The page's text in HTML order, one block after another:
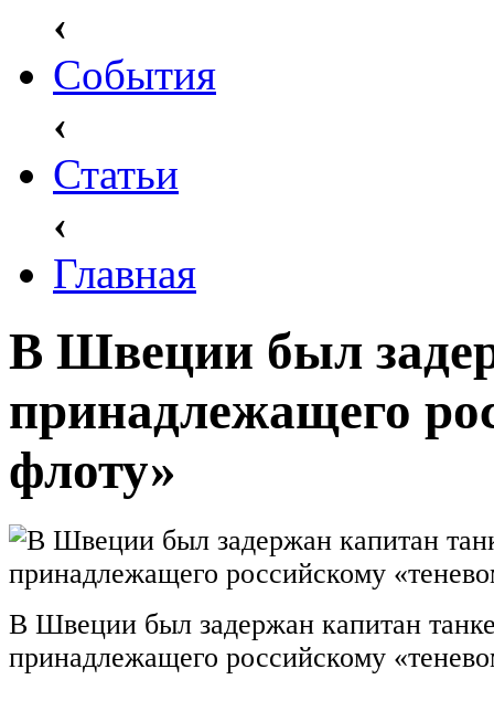
‹
События
‹
Статьи
‹
Главная
В Швеции был
принадлежащего
флоту»
В Швеции был задержан капитан
принадлежащего российскому